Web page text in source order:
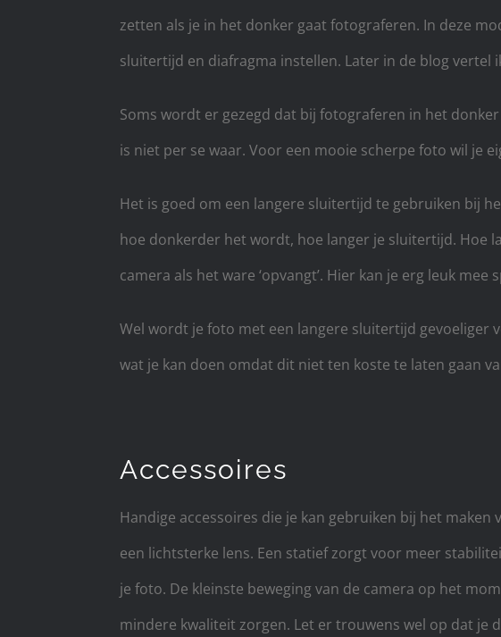
zetten als je in het donker gaat fotograferen. In deze
sluitertijd en diafragma instellen. Later in de blog vertel
Soms wordt er gezegd dat bij fotograferen in het
is niet per se waar. Voor een mooie scherpe foto wil je
Het is goed om een langere sluitertijd te gebruiken bij
hoe donkerder het wordt, hoe langer je sluitertijd. Hoe
camera als het ware ‘opvangt’. Hier kan je erg leuk
Wel wordt je foto met een langere sluitertijd gevoeliger
wat je kan doen omdat dit niet ten koste te laten gaan
Accessoires
Handige accessoires die je kan gebruiken bij het
een lichtsterke lens. Een statief zorgt voor meer
je foto. De kleinste beweging van de camera op het
mindere kwaliteit zorgen. Let er trouwens wel op dat je